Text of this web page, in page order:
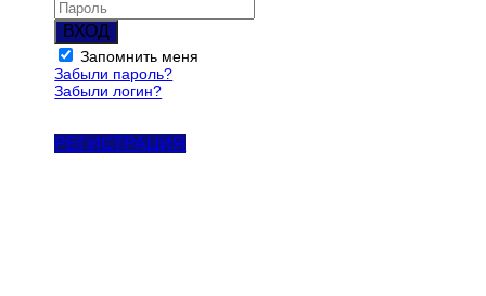
ВХОД
Запомнить меня
Забыли пароль?
Забыли логин?
РЕГИСТРАЦИЯ